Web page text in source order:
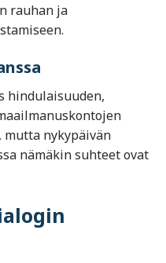
rauhan ja
hindulaisuuden,
mutta nykypäivän
nämäkin suhteet ovat